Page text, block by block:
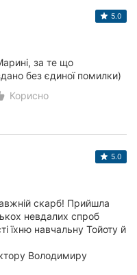
5.0
за те що
без єдиної помилки)
Корисно
5.0
скарб! Прийшла
невдалих спроб
їхню навчальну Тойоту й
Володимиру